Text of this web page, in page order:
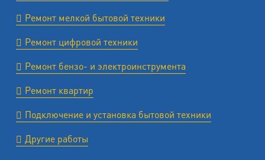
Ремонт мелкой бытовой техники
Ремонт цифровой техники
Ремонт бензо- и электроинструмента
Ремонт квартир
Подключение и установка бытовой техники
Другие работы